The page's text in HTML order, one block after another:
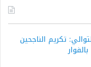
تكريم الناجحين